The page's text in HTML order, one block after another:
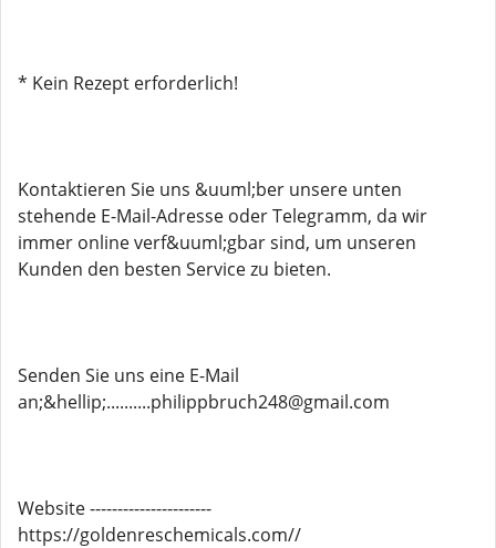
* Kein Rezept erforderlich!
Kontaktieren Sie uns &uuml;ber unsere unten
stehende E-Mail-Adresse oder Telegramm, da wir
immer online verf&uuml;gbar sind, um unseren
Kunden den besten Service zu bieten.
Senden Sie uns eine E-Mail
an;&hellip;..........philippbruch248@gmail.com
Website ----------------------
https://goldenreschemicals.com//